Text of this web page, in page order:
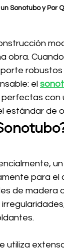
un Sonotubo y Por
obra.
el
perfectas
estándar de
para el
de madera
utiliza